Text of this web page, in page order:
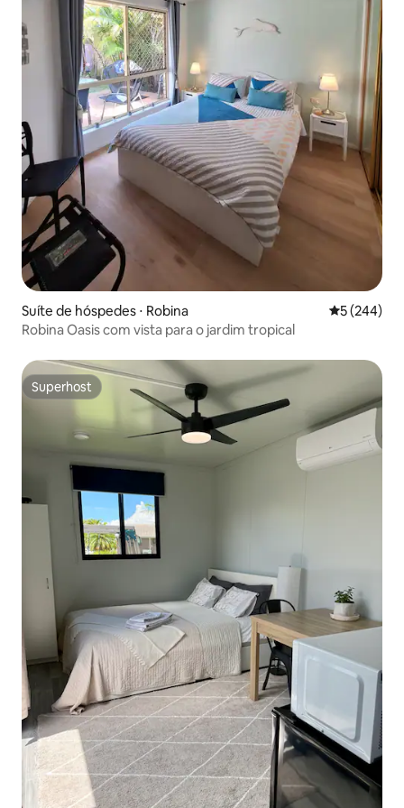
Suíte de hóspedes ⋅ Robina 5 de uma
5 (244)
Robina Oasis com vista para o jardim tropical
Superhost
Superhost